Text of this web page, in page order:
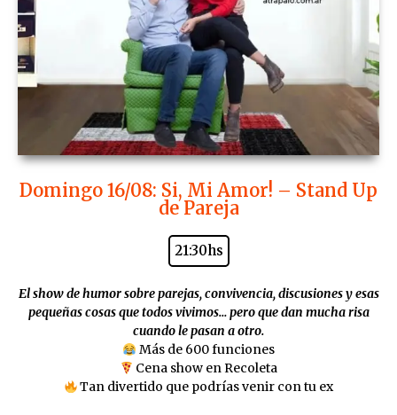
Domingo 16/08: Si, Mi Amor! – Stand Up
de Pareja
21:30hs
El show de humor sobre parejas, convivencia, discusiones y esas
pequeñas cosas que todos vivimos… pero que dan mucha risa
cuando le pasan a otro.
Más de 600 funciones
Cena show en Recoleta
Tan divertido que podrías venir con tu ex